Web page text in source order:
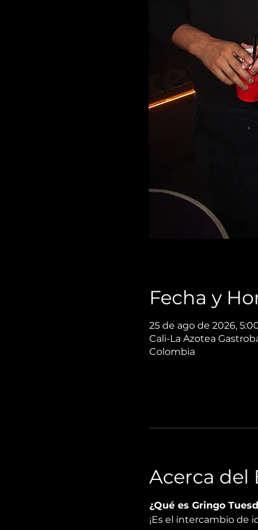
Fecha y
25 de ago de 2026,
Cali-La Azotea
Colombia
Acerca del
¿Qué es Gringo
¡Es el intercambio de